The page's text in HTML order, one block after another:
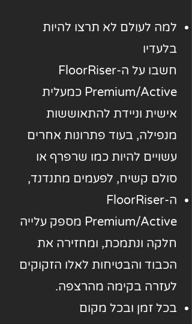
למה לעולם לא תרצו להיות
בלעדיו
חשבו על ה-FloorRiser
Premium/Active כמעלית
אישית וניידת להתאוששות
מנפילה, בעוד פתרונות אחרים
עשויים להיות כמו שרפרף או
סולם קשיח, לפעמים מתנדנד,
ה-FloorRiser
Premium/Active מספק עלייה
חלקה ונתמכת, ומחזירה את
הכבוד והבטיחות לאלו הזקוקים
לעזרה בקימה מהרצפה.
בכל זמן ובכל מקום